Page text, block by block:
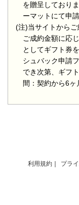
を贈呈しており
ーマットにて申
(注)当サイトからご
ご成約金額に応
としてギフト券
シュバック申請
でき次第、ギフ
間：契約から6ヶ
利用規約 プラ